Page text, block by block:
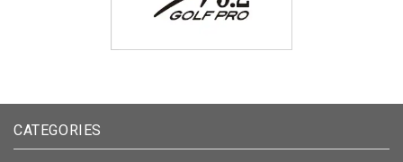
CATEGORIES